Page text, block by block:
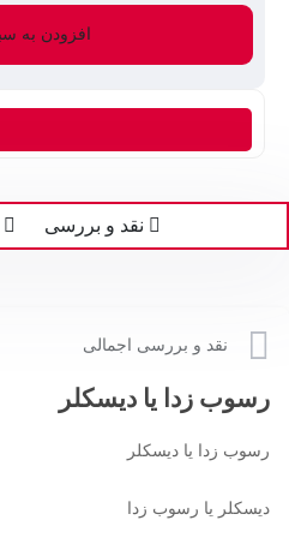
رسوب
یا
دیسکلر
افزودن به
نقد و بررسی
نقد و بررسی اجمالی
رسوب زدا یا دیسکلر
رسوب زدا یا دیسکلر
دیسکلر یا رسوب زدا